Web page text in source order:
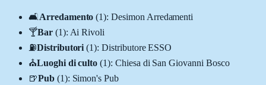
🛋️Arredamento (1):Desimon Arredamenti
🍸Bar (1): Ai Rivoli
⛽Distributori (1):Distributore ESSO
⛪Luoghi di culto (1): Chiesa di San Giovanni Bosco
🍺Pub (1): Simon's Pub